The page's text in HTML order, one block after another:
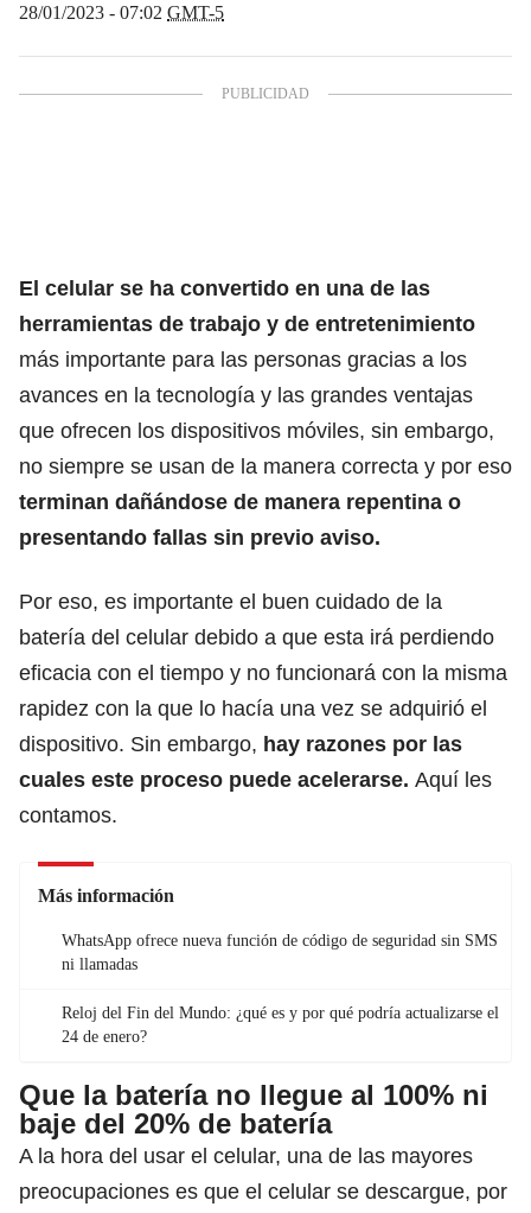
28/01/2023 - 07:02 GMT-5
El celular se ha convertido en una de las
herramientas de trabajo y de entretenimiento
más importante para las personas gracias a los
avances en la tecnología y las grandes ventajas
que ofrecen los dispositivos móviles, sin embargo,
no siempre se usan de la manera correcta y por eso
terminan dañándose de manera repentina o
presentando fallas sin previo aviso.
Por eso, es importante el buen cuidado de la
batería del celular debido a que esta irá perdiendo
eficacia con el tiempo y no funcionará con la misma
rapidez con la que lo hacía una vez se adquirió el
dispositivo. Sin embargo, hay razones por las
cuales este proceso puede acelerarse. Aquí les
contamos.
Más información
WhatsApp ofrece nueva función de código de seguridad sin SMS
ni llamadas
Reloj del Fin del Mundo: ¿qué es y por qué podría actualizarse el
24 de enero?
Que la batería no llegue al 100% ni
baje del 20% de batería
A la hora del usar el celular, una de las mayores
preocupaciones es que el celular se descargue, por